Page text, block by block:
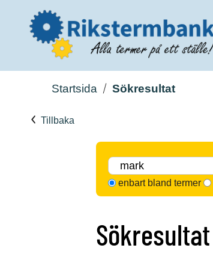
Startsida Sökresultat
Tillbaka
enbart bland termer
Sökresultat